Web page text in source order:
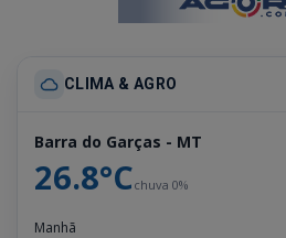
CLIMA & AGRO
Barra do Garças - MT
26.8°Cchuva 0%
Manhã